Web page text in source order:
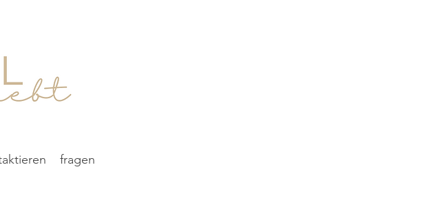
fragen